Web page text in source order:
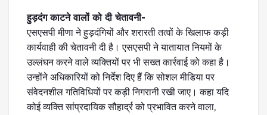
हुड़दंग काटने वालों को दी चेतावनी-
एसएसपी मीणा ने हुड़दंगियों और शरारती तत्वों के खिलाफ कड़ी
कार्यवाही की चेतावनी दी है। एसएसपी ने यातायात नियमों के
उल्लंघन करने वाले व्यक्तियों पर भी सख्त कार्रवाई को कहा है।
उन्होंने अधिकारियों को निर्देश दिए हैं कि सोशल मीडिया पर
संवेदनशील गतिविधियों पर कड़ी निगरानी रखी जाए। कहा यदि
कोई व्यक्ति सांप्रदायिक सौहार्द्र को प्रभावित करने वाला,